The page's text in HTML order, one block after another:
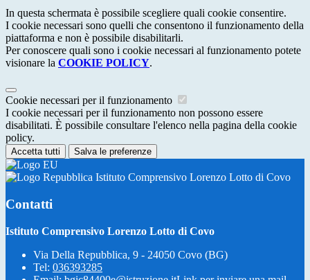
In questa schermata è possibile scegliere quali cookie consentire.
I cookie necessari sono quelli che consentono il funzionamento della
piattaforma e non è possibile disabilitarli.
Per conoscere quali sono i cookie necessari al funzionamento potete
visionare la COOKIE POLICY.
Cookie necessari per il funzionamento
I cookie necessari per il funzionamento non possono essere
disabilitati. È possibile consultare l'elenco nella pagina della cookie
policy.
Accetta tutti Salva le preferenze
Istituto Comprensivo Lorenzo Lotto di Covo
Contatti
Istituto Comprensivo Lorenzo Lotto di Covo
Via Della Repubblica, 9 - 24050 Covo (BG)
Tel: 036393285